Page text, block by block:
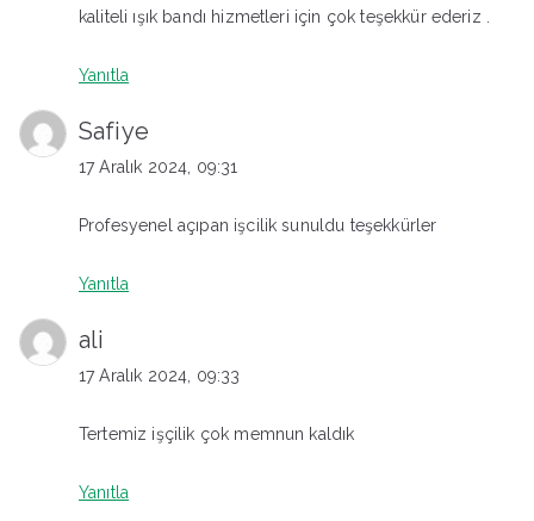
kaliteli ışık bandı hizmetleri için çok teşekkür ederiz .
Yanıtla
Safiye
17 Aralık 2024, 09:31
Profesyenel açıpan işcilik sunuldu teşekkürler
Yanıtla
ali
17 Aralık 2024, 09:33
Tertemiz işçilik çok memnun kaldık
Yanıtla